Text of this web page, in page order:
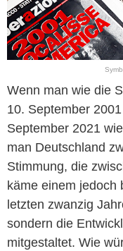
Wenn man wie die
10. September
September 2021
man Deutschland
Stimmung, die
käme einem jedoch
letzten zwanzig
sondern die
mitgestaltet. Wie